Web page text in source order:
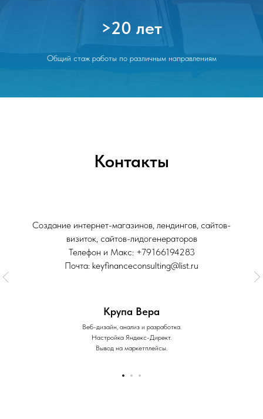
>20 лет
Общий стаж работы по различным направлениям
Контакты
Создание интернет-магазинов, лендингов, сайтов-
визиток, сайтов-лидогенераторов
Телефон и Макс: +79166194283
Почта: keyfinanceconsulting@list.ru
Крупа Вера
Веб-дизайн, анализ и разработка.
Настройка Яндекс-Директ.
Вывод на маркетплейсы.